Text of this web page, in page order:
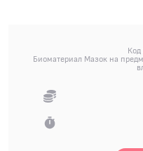
Биоматериал Мазок на